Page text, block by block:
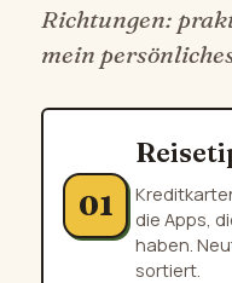
Richtungen:
mein
01
die Apps,
haben.
sortiert.